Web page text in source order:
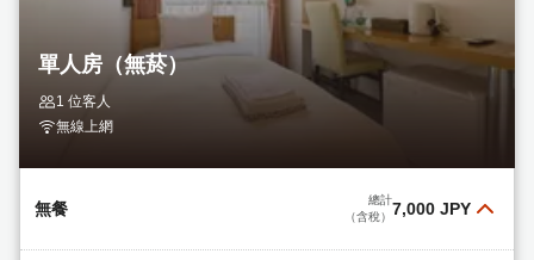
單人房（無菸）
1 位客人
無線上網
無餐
總計
（含稅） 7,000 JPY